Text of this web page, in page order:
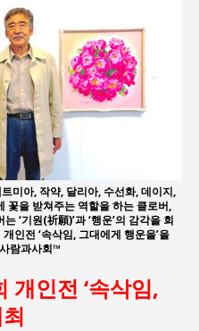
미아, 작약, 달리아, 수선화, 데이지,
꽃을 받쳐주는 역할을 하는 클로버,
‘기원(祈願)’과 ‘행운’의 감각을 회
인전 ‘속삭임, 그대에게 행운을’을
람과사회™
개인전 ‘속삭임,